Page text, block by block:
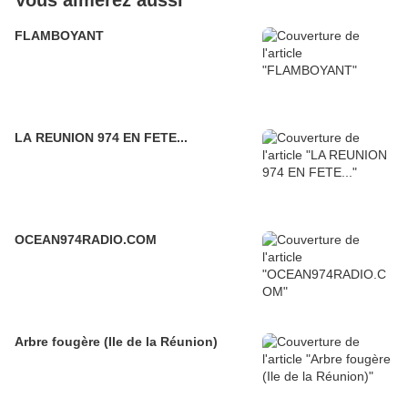
FLAMBOYANT
LA REUNION 974 EN FETE...
OCEAN974RADIO.COM
Arbre fougère (Ile de la Réunion)